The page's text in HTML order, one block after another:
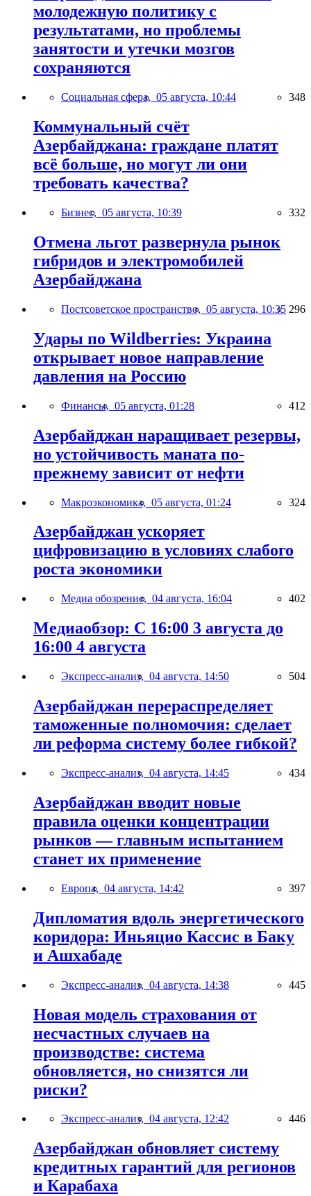
молодежную политику с
результатами, но проблемы
занятости и утечки мозгов
сохраняются
Социальная сфера, 05 августа, 10:44 348
Коммунальный счёт
Азербайджана: граждане платят
всё больше, но могут ли они
требовать качества?
Бизнес, 05 августа, 10:39 332
Отмена льгот развернула рынок
гибридов и электромобилей
Азербайджана
Постсоветское пространство, 05 августа, 10:35 296
Удары по Wildberries: Украина
открывает новое направление
давления на Россию
Финансы, 05 августа, 01:28 412
Азербайджан наращивает резервы,
но устойчивость маната по-
прежнему зависит от нефти
Макроэкономика, 05 августа, 01:24 324
Азербайджан ускоряет
цифровизацию в условиях слабого
роста экономики
Медиа обозрение, 04 августа, 16:04 402
Медиаобзор: С 16:00 3 августа до
16:00 4 августа
Экспресс-анализ, 04 августа, 14:50 504
Азербайджан перераспределяет
таможенные полномочия: сделает
ли реформа систему более гибкой?
Экспресс-анализ, 04 августа, 14:45 434
Азербайджан вводит новые
правила оценки концентрации
рынков — главным испытанием
станет их применение
Европа, 04 августа, 14:42 397
Дипломатия вдоль энергетического
коридора: Иньяцио Кассис в Баку
и Ашхабаде
Экспресс-анализ, 04 августа, 14:38 445
Новая модель страхования от
несчастных случаев на
производстве: система
обновляется, но снизятся ли
риски?
Экспресс-анализ, 04 августа, 12:42 446
Азербайджан обновляет систему
кредитных гарантий для регионов
и Карабаха